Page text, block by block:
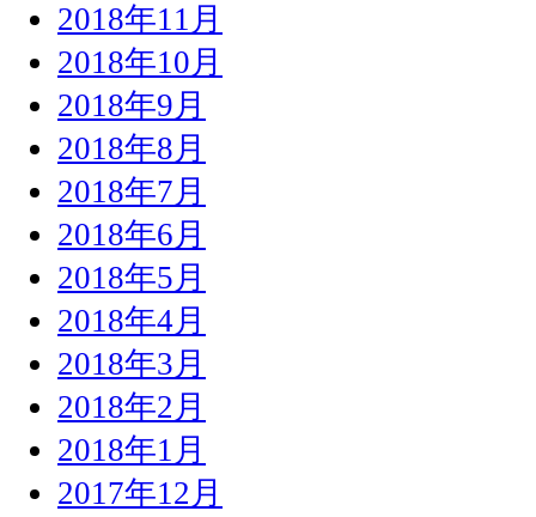
2018年11月
2018年10月
2018年9月
2018年8月
2018年7月
2018年6月
2018年5月
2018年4月
2018年3月
2018年2月
2018年1月
2017年12月